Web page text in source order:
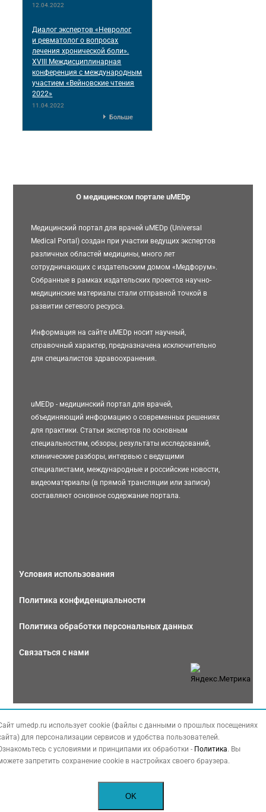
12.04.2022
Диалог экспертов «Невролог
и ревматолог о вопросах
лечения хронической боли».
XVIII Междисциплинарная
конференция c международным
участием «Вейновские чтения
2022»
11.04.2022
Больше
О медицинском портале uMEDp
Медицинский портал для врачей uMEDp (Universal
Medical Portal) создан при участии ведущих экспертов
различных областей медицины, много лет
сотрудничающих с издательским домом «Медфорум».
Собранные в рамках издательских проектов научно-
медицинские материалы стали отправной точкой в
развитии сетевого ресурса.
Информация на сайте uMEDp носит научный,
справочный характер, предназначена исключительно
для специалистов здравоохранения.
uMEDp - медицинский портал для врачей,
объединяющий информацию о современных решениях
для практики. Статьи экспертов по основным
специальностям, обзоры, результаты исследований,
клинические разборы, интервью с ведущими
специалистами, международные и российские новости,
видеоматериалы (в прямой трансляции или записи)
составляют основное содержание портала.
Условия использования
Политика конфиденциальности
Политика обработки персональных данных
Связаться с нами
содержит материалы, принадлежащие третьей стороне, охраняемые законом
РФ об авторских правах.
umedp.ru использует cookie (файлы с данными о прошлых посещениях
для персонализации сервисов и удобства пользователей.
с условиями и принципами их обработки - Политика. Вы
запретить сохранение cookie в настройках своего браузера.
OK